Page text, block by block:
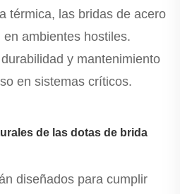
térmica, las bridas de acero
ambientes hostiles.
y mantenimiento
en sistemas críticos.
de las dotas de brida
diseñados para cumplir